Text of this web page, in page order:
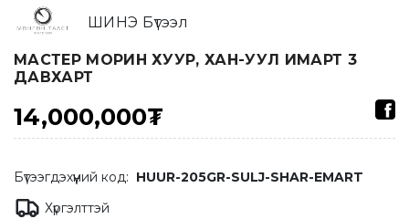
ШИНЭ Бүтээл
МАСТЕР МОРИН ХУУР, ХАН-УУЛ ИМАРТ 3
ДАВХАРТ
14,000,000₮
Бүтээгдэхүүний код: HUUR-205GR-SULJ-SHAR-EMART
Хүргэлттэй